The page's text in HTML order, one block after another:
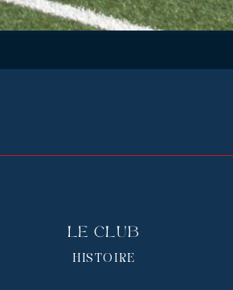
Le Club
HISTOIRE